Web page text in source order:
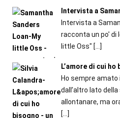
Intervista a
Intervista a
racconta un po' di
little Oss" […]
L’amore di cui
Ho sempre amato
dall’altro lato
allontanare, ma
[…]